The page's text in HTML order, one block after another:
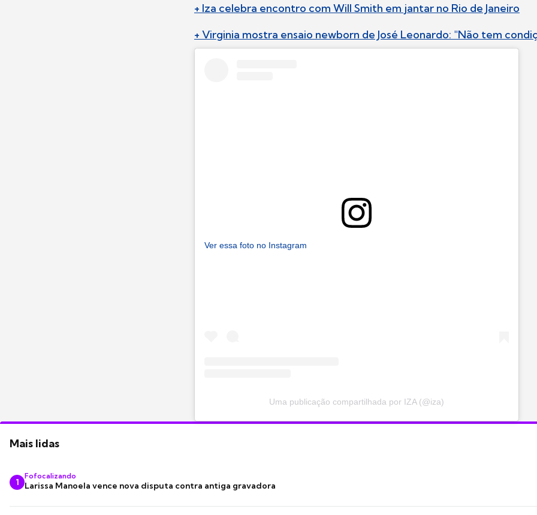
+ Iza celebra encontro com Will Smith em jantar no Rio de Janeiro
+ Virginia mostra ensaio newborn de José Leonardo: "Não tem
Ver essa foto no Instagram
Uma publicação compartilhada por IZA (@iza)
Mais lidas
1
Fofocalizando
Larissa Manoela vence nova disputa contra antiga gravadora